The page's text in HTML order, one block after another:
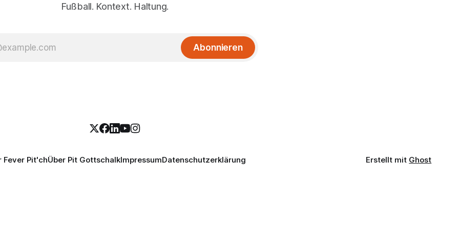
Fußball. Kontext. Haltung.
Abonnieren
Fever Pit'chÜber Pit GottschalkImpressumDatenschutzerklärung Erstellt mit Ghost